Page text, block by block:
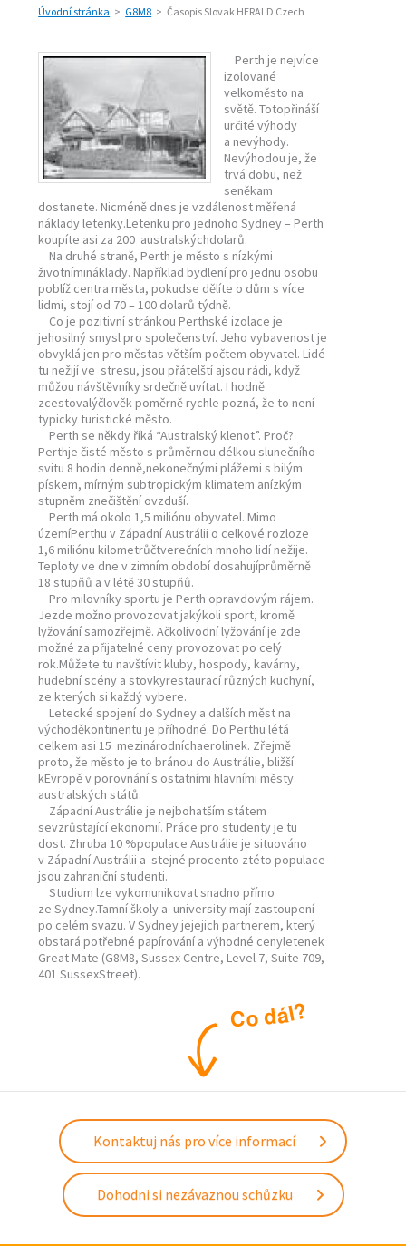
Úvodní stránka G8M8 Časopis Slovak HERALD Czech
Perth je nejvíce
izolované
velkoměsto na
světě. Totopřináší
určité výhody
a nevýhody.
Nevýhodou je, že
trvá dobu, než
seněkam
dostanete. Nicméně dnes je vzdálenost měřená
náklady letenky.Letenku pro jednoho Sydney – Perth
koupíte asi za 200 australskýchdolarů.
Na druhé straně, Perth je město s nízkými
životnímináklady. Například bydlení pro jednu osobu
poblíž centra města, pokudse dělíte o dům s více
lidmi, stojí od 70 – 100 dolarů týdně.
Co je pozitivní stránkou Perthské izolace je
jehosilný smysl pro společenství. Jeho vybavenost je
obvyklá jen pro městas větším počtem obyvatel. Lidé
tu nežijí ve stresu, jsou přátelští ajsou rádi, když
můžou návštěvníky srdečně uvítat. I hodně
zcestovalýčlověk poměrně rychle pozná, že to není
typicky turistické město.
Perth se někdy říká “Australský klenot”. Proč?
Perthje čisté město s průměrnou délkou slunečního
svitu 8 hodin denně,nekonečnými plážemi s bilým
pískem, mírným subtropickým klimatem anízkým
stupněm znečištění ovzduší.
Perth má okolo 1,5 miliónu obyvatel. Mimo
územíPerthu v Západní Austrálii o celkové rozloze
1,6 miliónu kilometrůčtverečních mnoho lidí nežije.
Teploty ve dne v zimním období dosahujíprůměrně
18 stupňů a v létě 30 stupňů.
Pro milovníky sportu je Perth opravdovým rájem.
Jezde možno provozovat jakýkoli sport, kromě
lyžování samozřejmě. Ačkolivodní lyžování je zde
možné za přijatelné ceny provozovat po celý
rok.Můžete tu navštívit kluby, hospody, kavárny,
hudební scény a stovkyrestaurací různých kuchyní,
ze kterých si každý vybere.
Letecké spojení do Sydney a dalších měst na
východěkontinentu je příhodné. Do Perthu létá
celkem asi 15 mezinárodníchaerolinek. Zřejmě
proto, že město je to bránou do Austrálie, bližší
kEvropě v porovnání s ostatními hlavními městy
australských států.
Západní Austrálie je nejbohatším státem
sevzrůstající ekonomií. Práce pro studenty je tu
dost. Zhruba 10 %populace Austrálie je situováno
v Západní Austrálii a stejné procento ztéto populace
jsou zahraniční studenti.
Studium lze vykomunikovat snadno přímo
ze Sydney.Tamní školy a university mají zastoupení
po celém svazu. V Sydney jejejich partnerem, který
obstará potřebné papírování a výhodné cenyletenek
Great Mate (G8M8, Sussex Centre, Level 7, Suite 709,
401 SussexStreet).
Co dál?
Kontaktuj nás pro více informací
Dohodni si nezávaznou schůzku